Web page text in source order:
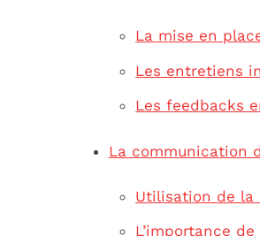
La mise en
Les entretiens
Les feedbacks
La communication
Utilisation de la
L’importance